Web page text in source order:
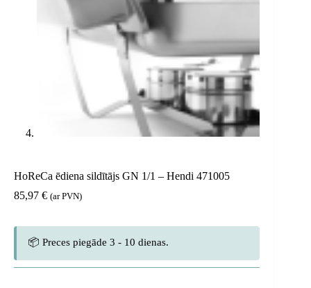
HoReCa ēdiena sildītājs GN 1/1 – Hendi 471005
85,97 € (ar PVN)
📦 Preces piegāde 3 - 10 dienas.